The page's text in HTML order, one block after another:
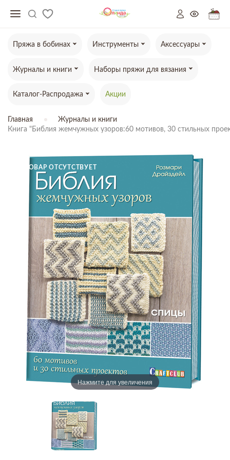
Пряжа в бобинах Инструменты Аксессуары
Журналы и книги Наборы пряжи для вязания
Каталог-Распродажа Акции
Главная
Журналы и книги
Книга "Библия жемчужных узоров:60 мотивов, 30 стильных
ТОВАР ОТСУТСТВУЕТ
Нажмите для увеличения